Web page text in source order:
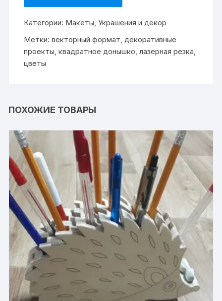
Категории: Макеты ,Украшения и декор
Метки:векторный формат декоративные
проекты ,квадратное донышко ,лазерная резка
цветы
ПОХОЖИЕ ТОВАРЫ